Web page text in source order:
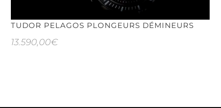
TUDOR PELAGOS PLONGEURS DÉMINEURS
13.590,00€